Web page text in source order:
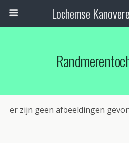
Lochemse
er zijn geen afbeeldingen